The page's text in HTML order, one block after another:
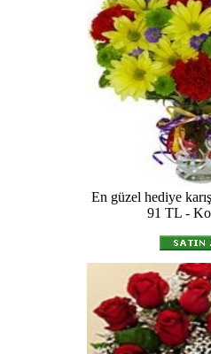
En güzel hediye
91 TL -